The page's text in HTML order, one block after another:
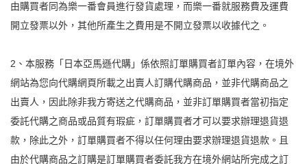
由購買者同為樂一番會員進行發貨處理，而樂一番就服務費及運費
開立發票以外，其他所產生之費用是不開立發票以收據代之。
2、本服務「日本亞馬遜代購」係依照訂單購買者訂單內容，在境外
網站為您向代購網頁所載之出賣人訂購代購商品，並非代購商品之
出賣人，因此除非我方寄送之代購商品，並非訂單購買者當初指定
委託代購之商品或品質有瑕疵，訂單購買者才可以要求辦理退貨退
款，除此之外，訂單購買者不得以任何理由要求辦理退貨退款。且
由於代購商品之訂購是訂單購買者委託我方在境外網站所完成之訂